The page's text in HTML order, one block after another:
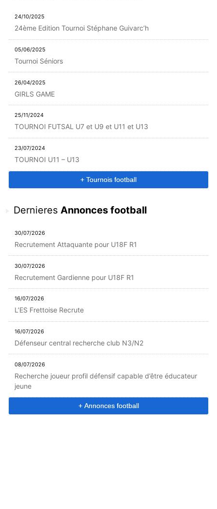
24/10/2025
24ème Edition Tournoi Stéphane Guivarc’h
05/06/2025
Tournoi Séniors
26/04/2025
GIRLS GAME
25/11/2024
TOURNOI FUTSAL U7 et U9 et U11 et U13
23/07/2024
TOURNOI U11 – U13
+ Tournois football
Dernieres Annonces football
30/07/2026
Recrutement Attaquante pour U18F R1
30/07/2026
Recrutement Gardienne pour U18F R1
16/07/2026
L’ES Frettoise Recrute
16/07/2026
Défenseur central recherche club N3/N2
08/07/2026
Recherche joueur profil défensif capable d’être éducateur
jeune
+ Annonces football